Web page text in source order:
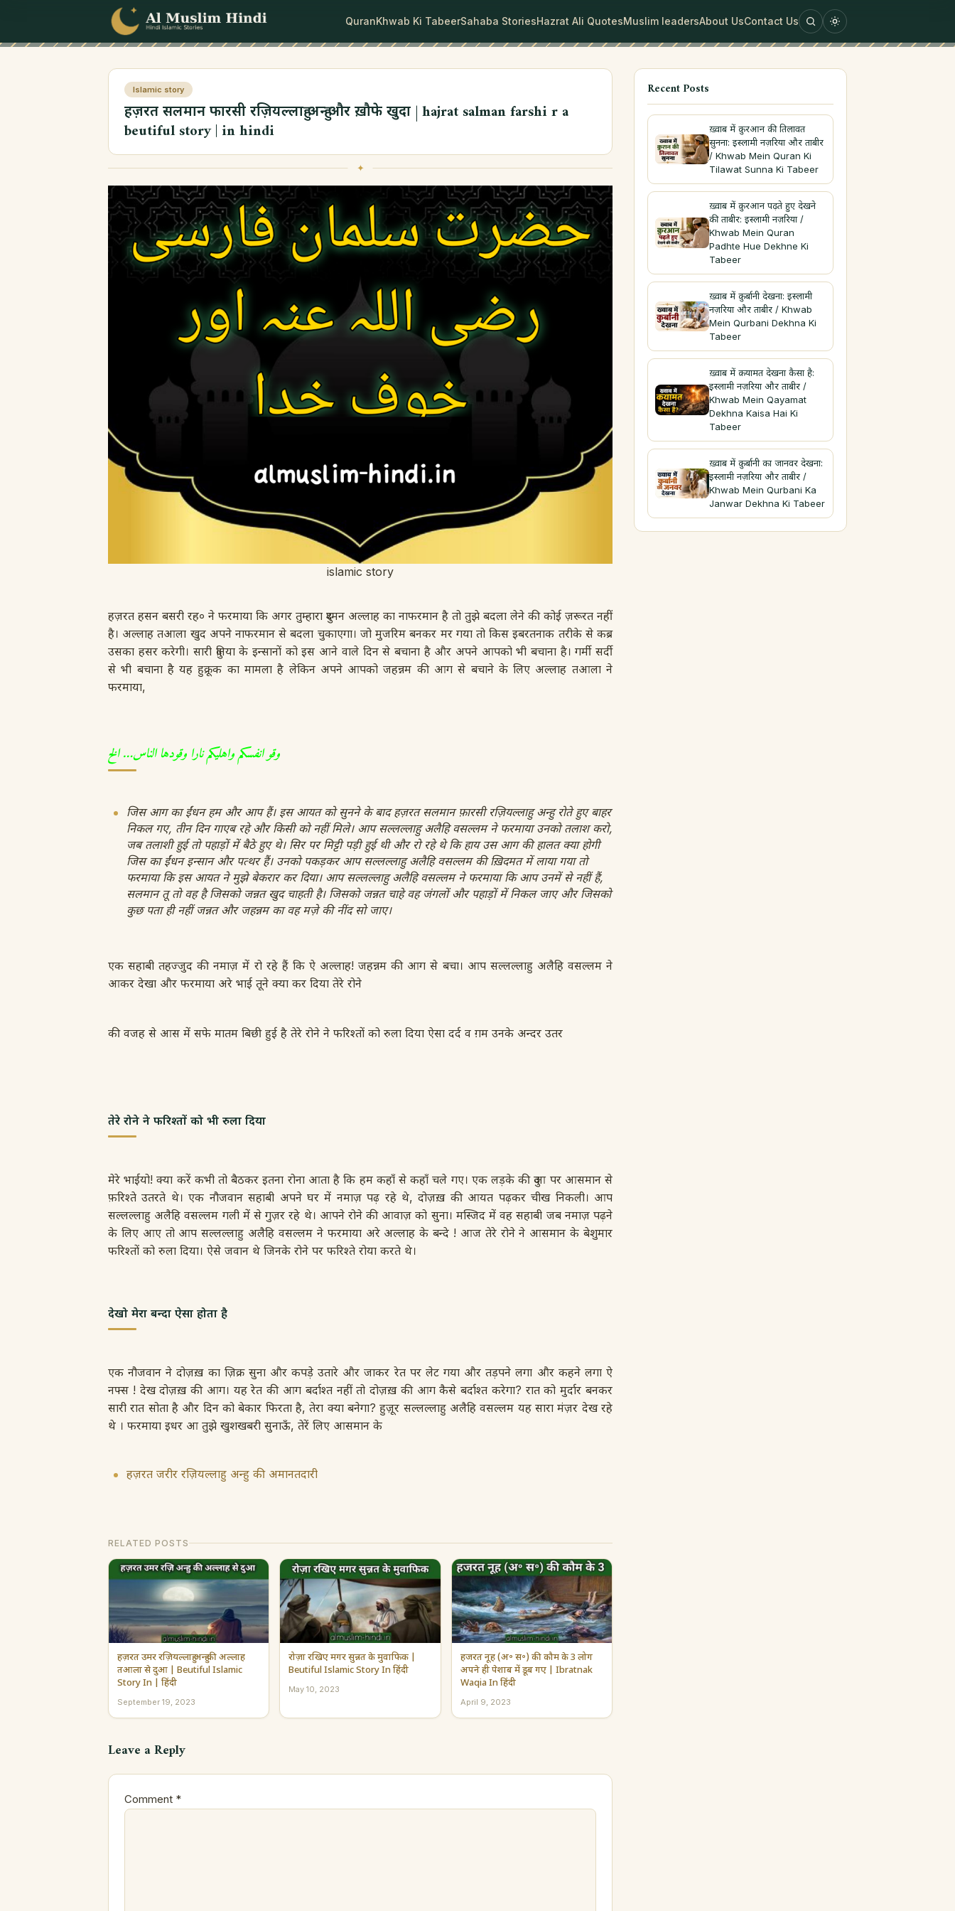
QuranKhwab Ki TabeerSahaba StoriesHazrat Ali QuotesMuslim leadersAbout UsContact Us
Islamic story
हज़रत सलमान फारसी रज़ियल्लाहु अन्हु और ख़ौफे खुदा | hajrat salman farshi r a
beutiful story | in hindi
islamic story
हज़रत हसन बसरी रह० ने फरमाया कि अगर तुम्हारा दुश्मन अल्लाह का नाफरमान है तो तुझे बदला लेने की कोई ज़रूरत नहीं
है। अल्लाह तआला खुद अपने नाफरमान से बदला चुकाएगा। जो मुजरिम बनकर मर गया तो किस इबरतनाक तरीके से कब्र
उसका हसर करेगी। सारी दुनिया के इन्सानों को इस आने वाले दिन से बचाना है और अपने आपको भी बचाना है। गर्मी सर्दी
से भी बचाना है यह हुक्रूक का मामला है लेकिन अपने आपको जहन्नम की आग से बचाने के लिए अल्लाह तआला ने
फरमाया,
وقو انفسكم واهلیکم نارا وقودها الناس… الخ
जिस आग का ईंधन हम और आप हैं। इस आयत को सुनने के बाद हज़रत सलमान फ़ारसी रज़ियल्लाहु अन्हु रोते हुए बाहर
निकल गए, तीन दिन गाएब रहे और किसी को नहीं मिले। आप सल्लल्लाहु अलैहि वसल्लम ने फरमाया उनको तलाश करो,
जब तलाशी हुई तो पहाड़ों में बैठे हुए थे। सिर पर मिट्टी पड़ी हुई थी और रो रहे थे कि हाय उस आग की हालत क्या होगी
जिस का ईंधन इन्सान और पत्थर हैं। उनको पकड़कर आप सल्लल्लाहु अलैहि वसल्लम की ख़िदमत में लाया गया तो
फरमाया कि इस आयत ने मुझे बेकरार कर दिया। आप सल्लल्लाहु अलैहि वसल्लम ने फरमाया कि आप उनमें से नहीं हैं,
सलमान तू तो वह है जिसको जन्नत खुद चाहती है। जिसको जन्नत चाहे वह जंगलों और पहाड़ों में निकल जाए और जिसको
कुछ पता ही नहीं जन्नत और जहन्नम का वह मज़े की नींद सो जाए।
एक सहाबी तहज्जुद की नमाज़ में रो रहे हैं कि ऐ अल्लाह! जहन्नम की आग से बचा। आप सल्लल्लाहु अलैहि वसल्लम ने
आकर देखा और फरमाया अरे भाई तूने क्या कर दिया तेरे रोने
की वजह से आस में सफे मातम बिछी हुई है तेरे रोने ने फरिश्तों को रुला दिया ऐसा दर्द व ग़म उनके अन्दर उतर
तेरे रोने ने फरिश्तों को भी रुला दिया
मेरे भाईयो! क्या करें कभी तो बैठकर इतना रोना आता है कि हम कहाँ से कहाँ चले गए। एक लड़के की दुआ पर आसमान से
फ़रिश्ते उतरते थे। एक नौजवान सहाबी अपने घर में नमाज़ पढ़ रहे थे, दोज़ख़ की आयत पढ़कर चीख निकली। आप
सल्लल्लाहु अलैहि वसल्लम गली में से गुज़र रहे थे। आपने रोने की आवाज़ को सुना। मस्जिद में वह सहाबी जब नमाज़ पढ़ने
के लिए आए तो आप सल्लल्लाहु अलैहि वसल्लम ने फरमाया अरे अल्लाह के बन्दे ! आज तेरे रोने ने आसमान के बेशुमार
फरिश्तों को रुला दिया। ऐसे जवान थे जिनके रोने पर फरिश्ते रोया करते थे।
देखो मेरा बन्दा ऐसा होता है
एक नौजवान ने दोज़ख़ का ज़िक्र सुना और कपड़े उतारे और जाकर रेत पर लेट गया और तड़पने लगा और कहने लगा ऐ
नफ्स ! देख दोज़ख़ की आग। यह रेत की आग बर्दाश्त नहीं तो दोज़ख़ की आग कैसे बर्दाश्त करेगा? रात को मुर्दार बनकर
सारी रात सोता है और दिन को बेकार फिरता है, तेरा क्या बनेगा? हुज़ूर सल्लल्लाहु अलैहि वसल्लम यह सारा मंज़र देख रहे
थे । फरमाया इधर आ तुझे खुशखबरी सुनाऊँ, तेरें लिए आसमान के
हज़रत जरीर रज़ियल्लाहु अन्हु की अमानतदारी
RELATED POSTS
हज़रत उमर रज़ियल्लाहु अन्हु की अल्लाह
तआला से दुआ | Beutiful Islamic
Story In | हिंदी
September 19, 2023
रोज़ा रखिए मगर सुन्नत के मुवाफिक |
Beutiful Islamic Story In हिंदी
May 10, 2023
हजरत नूह (अ॰ स॰) की कौम के 3 लोग
अपने ही पेशाब में डूब गए | Ibratnak
Waqia In हिंदी
April 9, 2023
Leave a Reply
Comment *
Recent Posts
ख़्वाब में क़ुरआन की तिलावत
सुनना: इस्लामी नज़रिया और ताबीर
/ Khwab Mein Quran Ki
Tilawat Sunna Ki Tabeer
ख़्वाब में क़ुरआन पढ़ते हुए देखने
की ताबीर: इस्लामी नज़रिया /
Khwab Mein Quran
Padhte Hue Dekhne Ki
Tabeer
ख़्वाब में क़ुर्बानी देखना: इस्लामी
नज़रिया और ताबीर / Khwab
Mein Qurbani Dekhna Ki
Tabeer
ख़्वाब में क़यामत देखना कैसा है:
इस्लामी नज़रिया और ताबीर /
Khwab Mein Qayamat
Dekhna Kaisa Hai Ki
Tabeer
ख़्वाब में क़ुर्बानी का जानवर देखना:
इस्लामी नज़रिया और ताबीर /
Khwab Mein Qurbani Ka
Janwar Dekhna Ki Tabeer